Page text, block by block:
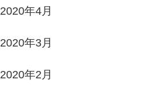
2020年4月
2020年3月
2020年2月